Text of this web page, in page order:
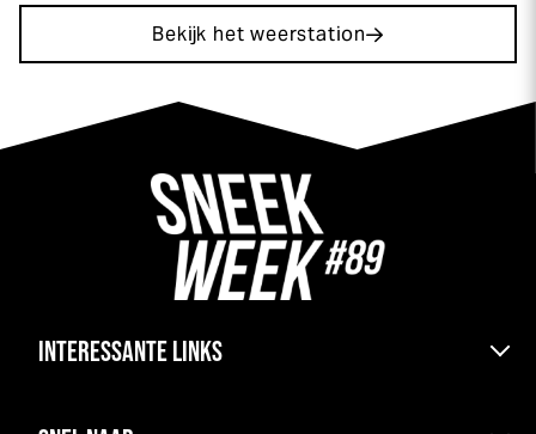
Bekijk het weerstation
INTERESSANTE LINKS